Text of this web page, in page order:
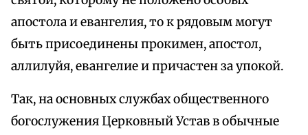
апостола и евангелия, то к рядовым могут
быть присоединены прокимен, апостол,
аллилуйя, евангелие и причастен за упокой.
Так, на основных службах общественного
богослужения Церковный Устав в обычные